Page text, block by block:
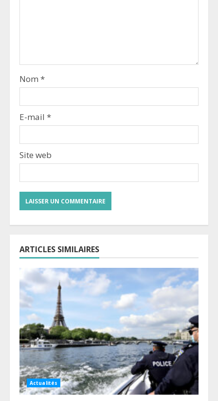
Nom *
E-mail *
Site web
ARTICLES SIMILAIRES
Actualités